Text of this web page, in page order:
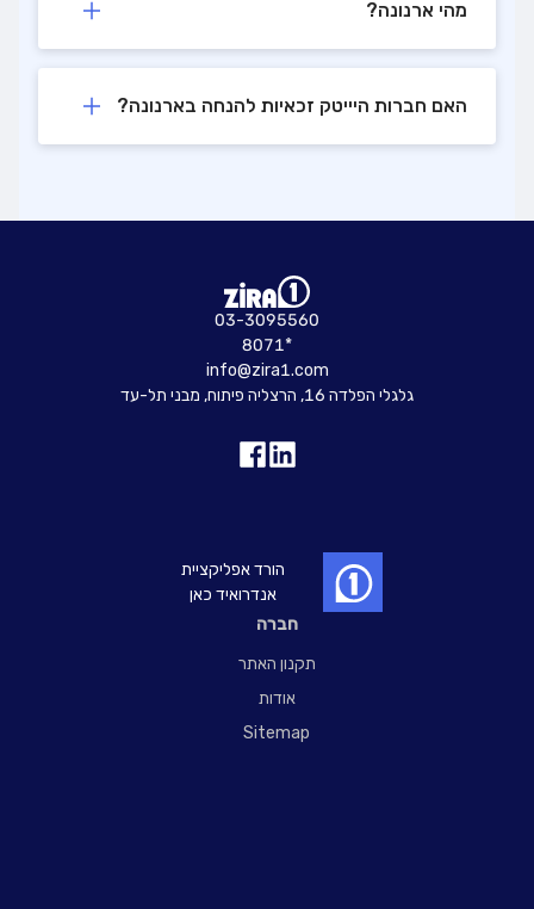
מהי ארנונה?
האם חברות היייטק זכאיות להנחה בארנונה?
חברה
תקנון האתר
אודות
Sitemap
03-3095560
8071*
info@zira1.com
גלגלי הפלדה 16, הרצליה פיתוח, מבני תל-עד
הורד אפליקציית
אנדרואיד כאן